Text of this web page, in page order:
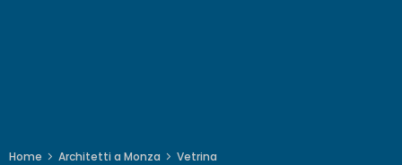
Home Architetti a Monza Vetrina